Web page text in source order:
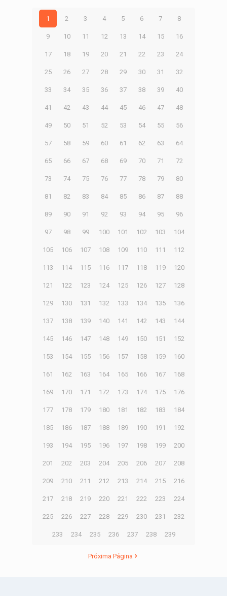
1 2 3 4 5 6 7 8
9 10 11 12 13 14 15 16
17 18 19 20 21 22 23 24
25 26 27 28 29 30 31 32
33 34 35 36 37 38 39 40
41 42 43 44 45 46 47 48
49 50 51 52 53 54 55 56
57 58 59 60 61 62 63 64
65 66 67 68 69 70 71 72
73 74 75 76 77 78 79 80
81 82 83 84 85 86 87 88
89 90 91 92 93 94 95 96
97 98 99 100 101 102 103 104
105 106 107 108 109 110 111 112
113 114 115 116 117 118 119 120
121 122 123 124 125 126 127 128
129 130 131 132 133 134 135 136
137 138 139 140 141 142 143 144
145 146 147 148 149 150 151 152
153 154 155 156 157 158 159 160
161 162 163 164 165 166 167 168
169 170 171 172 173 174 175 176
177 178 179 180 181 182 183 184
185 186 187 188 189 190 191 192
193 194 195 196 197 198 199 200
201 202 203 204 205 206 207 208
209 210 211 212 213 214 215 216
217 218 219 220 221 222 223 224
225 226 227 228 229 230 231 232
233 234 235 236 237 238 239
Próxima Página